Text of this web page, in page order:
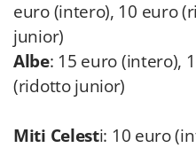
euro (intero), 10 euro
junior)
Albe: 15 euro (intero),
(ridotto junior)
Miti Celesti: 10 euro